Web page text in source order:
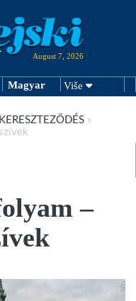
August 7, 2026
Magyar Više
»
–